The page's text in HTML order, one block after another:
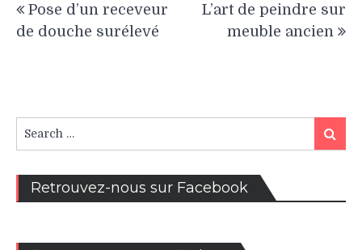
de
Pose d’un receveur
de douche surélevé
L’art de peindre sur
meuble ancien
for:
Search
Retrouvez-nous sur Facebook